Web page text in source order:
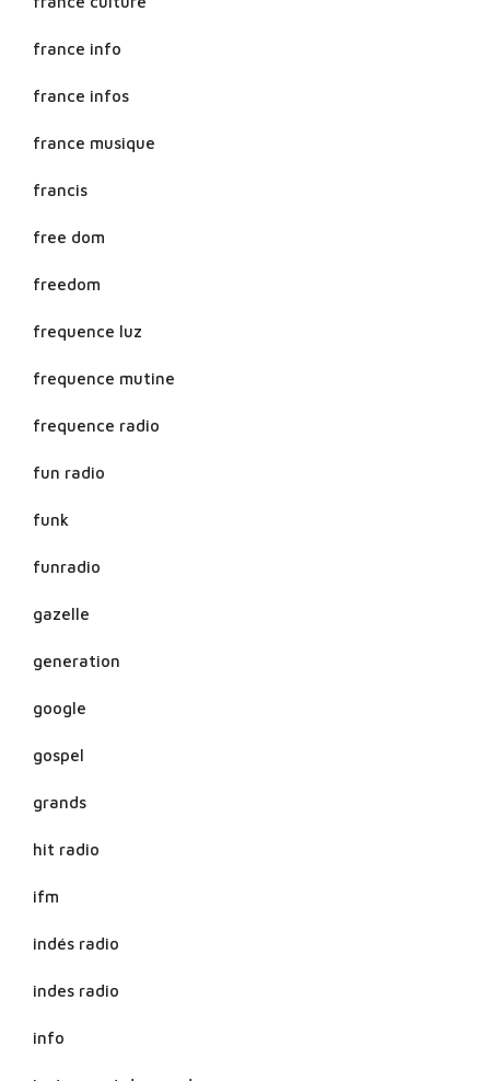
france info
france infos
france musique
francis
free dom
freedom
frequence luz
frequence mutine
frequence radio
fun radio
funk
funradio
gazelle
generation
google
gospel
grands
hit radio
ifm
indés radio
indes radio
info